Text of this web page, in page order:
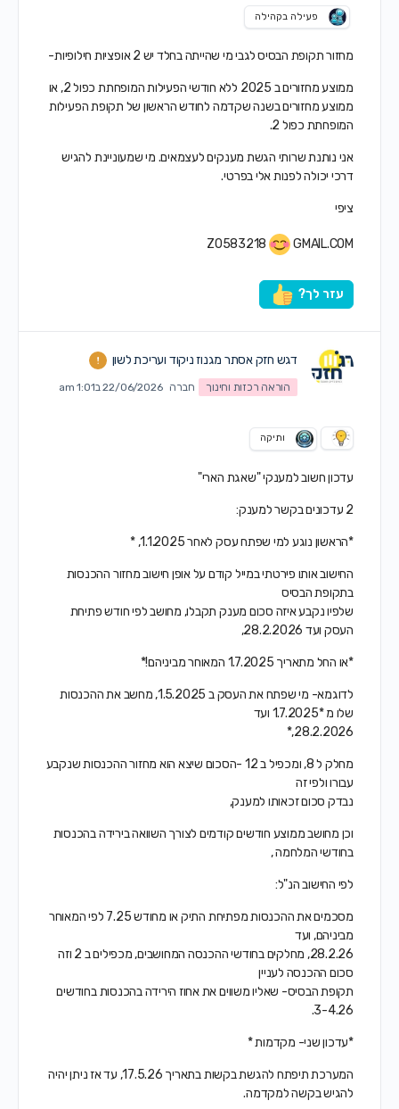
פעילה בקהילה
מחזור תקופת הבסיס לגבי מי שהייתה בחלד יש 2 אופציות חילופיות-
ממוצע מחזורים ב 2025 ללא חודשי הפעילות המופחתת כפול 2, או
ממוצע מחזורים בשנה שקדמה לחודש הראשון של תקופת הפעילות
המופחתת כפול 2.
אני נותנת שרותי הגשת מענקים לעצמאים. מי שמעוניינת להגיש
דרכי יכולה לפנות אלי בפרטי.
ציפי
Z0583218 GMAIL.COM
עזר לך?
דגש חזק אסתר מגנוז ניקוד ועריכת לשון
הוראה רכזות וחינוך חברה 22/06/2026 ב1:01 am
ותיקה
עדכון חשוב למענקי "שאגת הארי"
2 עדכונים בקשר למענק:
*הראשון נוגע למי שפתח עסק לאחר 1.1.2025, *
החישוב אותו פירטתי במייל קודם על אופן חישוב מחזור ההכנסות
בתקופת הבסיס
שלפיו נקבע איזה סכום מענק תקבלו, מחושב לפי חודש פתיחת
העסק ועד 28.2.2026,
*או החל מתאריך 1.7.2025 המאוחר מביניהם!*
לדוגמא- מי שפתח את העסק ב 1.5.2025, מחשב את ההכנסות
שלו מ *1.7.2025 ועד
28.2.2026,*
מחלק ל 8, ומכפיל ב 12 -הסכום שיצא הוא מחזור ההכנסות שנקבע
עבורו ולפי זה
נבדק סכום זכאותו למענק,
וכן מחושב ממוצע חודשים קודמים לצורך השוואה בירידה בהכנסות
בחודשי המלחמה ,
לפי החישוב הנ"ל:
מסכמים את ההכנסות מפתיחת התיק או מחודש 7.25 לפי המאוחר
מביניהם, ועד
28.2.26, מחלקים בחודשי ההכנסה המחושבים, מכפילים ב 2 וזה
סכום ההכנסה לעניין
תקופת הבסיס- שאליו משווים את אחוז הירידה בהכנסות בחודשים
3-4.26.
*עדכון שני- מקדמות *
המערכת תיפתח להגשת בקשות בתאריך 17.5.26, עד אז ניתן יהיה
להגיש בקשה למקדמה.